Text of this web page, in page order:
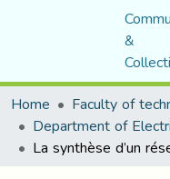
&
Home
Faculty of